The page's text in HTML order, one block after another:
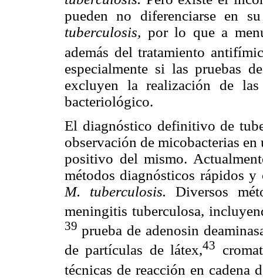
pueden no diferenciarse en
tuberculosis, por lo que a
además del tratamiento
especialmente si las pruebas
excluyen la realización de
bacteriológico.
El diagnóstico definitivo de
observación de micobacterias
positivo del mismo.
métodos diagnósticos rápidos
M. tuberculosis. Diversos
meningitis tuberculosa,
39 prueba de adenosin
de partículas de látex,43
técnicas de reacción en cadena